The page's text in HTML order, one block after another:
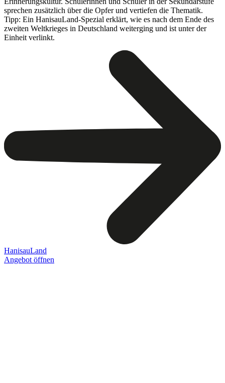
sprechen zusätzlich über die Opfer und vertiefen die Thematik.
Tipp: Ein HanisauLand-Spezial erklärt, wie es nach dem Ende des
zweiten Weltkrieges in Deutschland weiterging und ist unter der
Einheit verlinkt.
HanisauLand
Angebot öffnen